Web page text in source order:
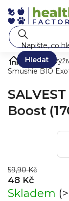
Přejít na obsah
Hledat
Zdravá
Smushie BIO
Boost
59,90 Kč
48 Kč
Skladem